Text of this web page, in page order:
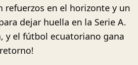
refuerzos en el horizonte y un
dejar huella en la Serie A.
y el fútbol ecuatoriano gana